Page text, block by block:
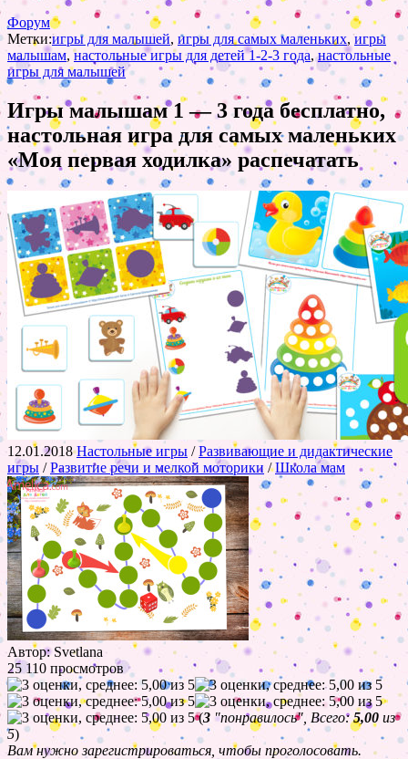
Форум
Метки:игры для малышей, игры для самых маленьких,игры
малышам,настольные игры для детей 1-2-3 года,настольные
игры для малышей
Игры малышам 1 — 3 года бесплатно,
настольная игра для самых маленьких
«Моя первая ходилка» распечатать
12.01.2018Настольные игры /Развивающие и дидактические
игры /Развитие речи и мелкой моторики /Школа мам
Автор: Svetlana
25 110 просмотров
(3 "понравилось", Всего:5,00 из
5)
Вам нужно зарегистрироваться, чтобы проголосовать.